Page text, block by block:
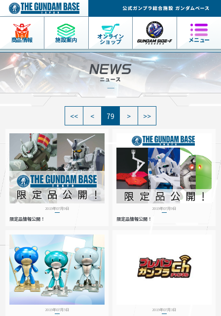
商品情報 施設案内 オンライン
ショップ メニュー
79
2019年07月9日
限定品情報公開！
2019年07月9日
限定品情報公開！
2019年07月5日 2019年07月3日